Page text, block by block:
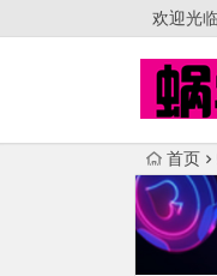
欢迎光临
首页